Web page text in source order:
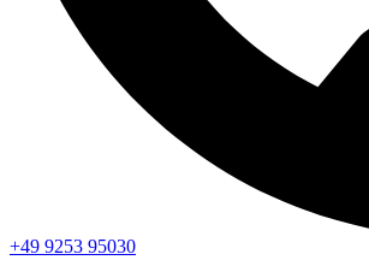
+49 9253 95030